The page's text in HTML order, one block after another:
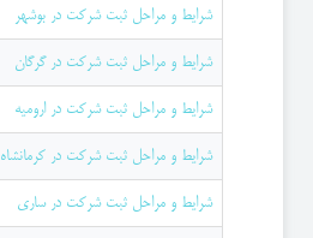
شرایط و مراحل ثبت شرکت در بوشهر
شرایط و مراحل ثبت شرکت در گرگان
شرایط و مراحل ثبت شرکت در ارومیه
شرایط و مراحل ثبت شرکت در کرمانشاه
شرایط و مراحل ثبت شرکت در ساری